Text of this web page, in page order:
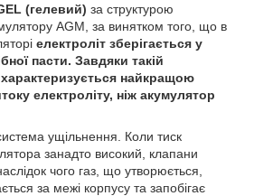
(гелевий) за структурою
AGM, за винятком того, що в
електроліт зберігається у
пасти. Завдяки такій
характеризується найкращою
електроліту, ніж акумулятор
ущільнення. Коли тиск
занадто високий, клапани
чого газ, що утворюється,
за межі корпусу та запобігає